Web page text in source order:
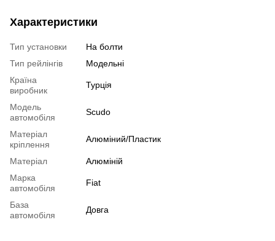
Характеристики
Тип установки
На болти
Тип рейлінгів
Модельні
Країна
виробник
Турція
Модель
автомобіля
Scudo
Матеріал
кріплення
Алюміний/Пластик
Матеріал
Алюміній
Марка
автомобіля
Fiat
База
автомобіля
Довга